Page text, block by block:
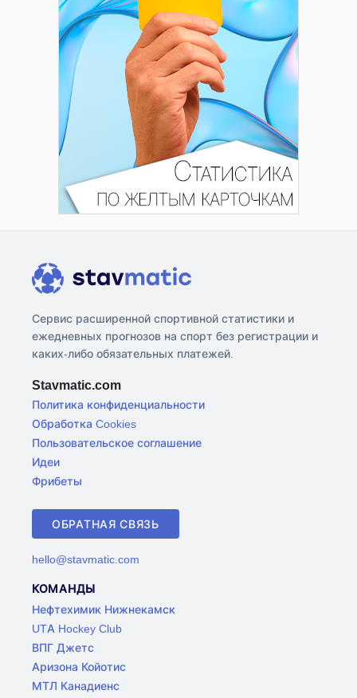
Сервис расширенной спортивной статистики и
ежедневных прогнозов на спорт без регистрации и
каких-либо обязательных платежей.
Stavmatic.com
Политика конфиденциальности
Обработка Cookies
Пользовательское соглашение
Идеи
Фрибеты
ОБРАТНАЯ СВЯЗЬ
hello@stavmatic.com
КОМАНДЫ
Нефтехимик Нижнекамск
UTA Hockey Club
ВПГ Джетс
Аризона Койотис
МТЛ Канадиенс